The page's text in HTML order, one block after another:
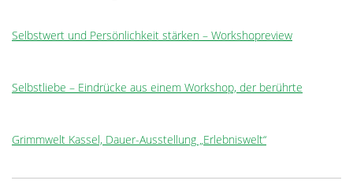
Selbstwert und Persönlichkeit stärken – Workshopreview
Selbstliebe – Eindrücke aus einem Workshop, der berührte
Grimmwelt Kassel, Dauer-Ausstellung „Erlebniswelt“